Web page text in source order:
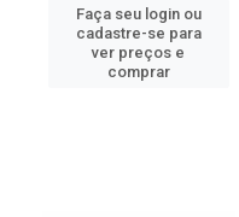
Faça seu login ou
cadastre-se para
ver preços e
comprar